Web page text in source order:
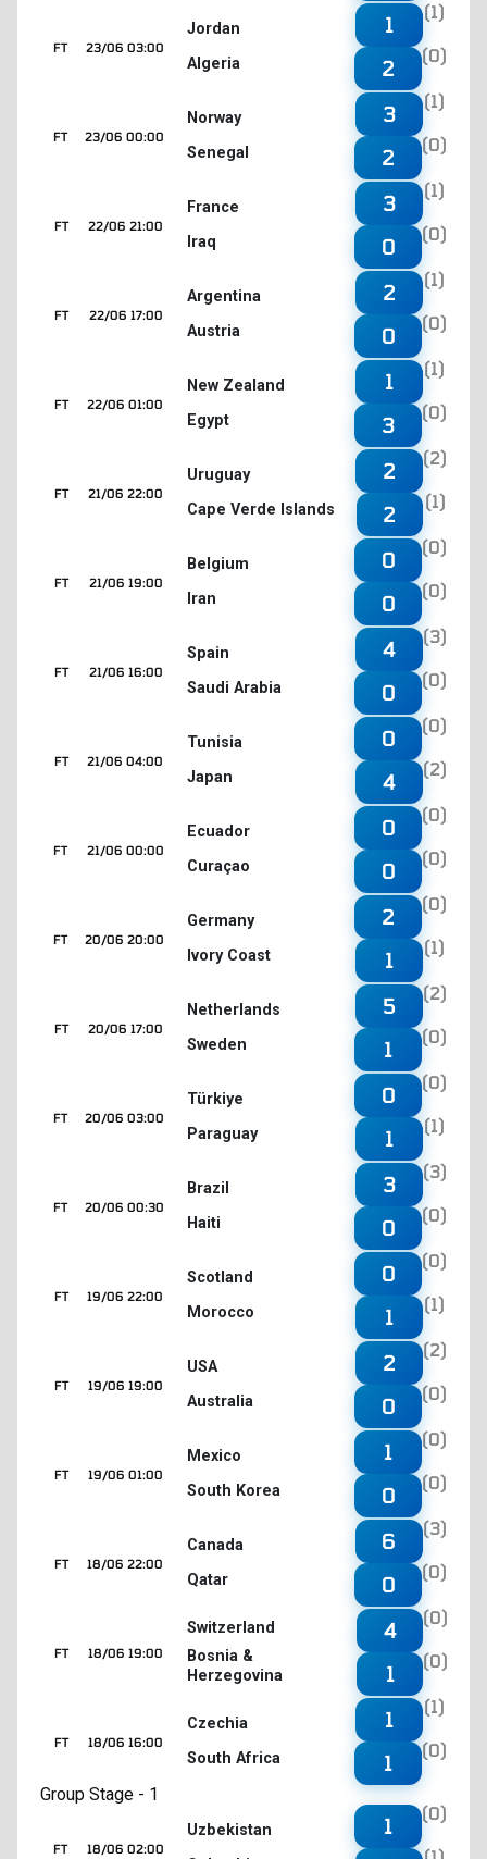
23/06 03:00
FT
Jordan
Algeria
1
(1)
2
(0)
23/06 00:00
FT
Norway
Senegal
3
(1)
2
(0)
22/06 21:00
FT
France
Iraq
3
(1)
0
(0)
22/06 17:00
FT
Argentina
Austria
2
(1)
0
(0)
22/06 01:00
FT
New Zealand
Egypt
1
(1)
3
(0)
21/06 22:00
FT
Uruguay
Cape Verde Islands
2
(2)
2
(1)
21/06 19:00
FT
Belgium
Iran
0
(0)
0
(0)
21/06 16:00
FT
Spain
Saudi Arabia
4
(3)
0
(0)
21/06 04:00
FT
Tunisia
Japan
0
(0)
4
(2)
21/06 00:00
FT
Ecuador
Curaçao
0
(0)
0
(0)
20/06 20:00
FT
Germany
Ivory Coast
2
(0)
1
(1)
20/06 17:00
FT
Netherlands
Sweden
5
(2)
1
(0)
20/06 03:00
FT
Türkiye
Paraguay
0
(0)
1
(1)
20/06 00:30
FT
Brazil
Haiti
3
(3)
0
(0)
19/06 22:00
FT
Scotland
Morocco
0
(0)
1
(1)
19/06 19:00
FT
USA
Australia
2
(2)
0
(0)
19/06 01:00
FT
Mexico
South Korea
1
(0)
0
(0)
18/06 22:00
FT
Canada
Qatar
6
(3)
0
(0)
18/06 19:00
FT
Switzerland
Bosnia &
Herzegovina
4
(0)
1
(0)
18/06 16:00
FT
Czechia
South Africa
1
(1)
1
(0)
Group Stage - 1
18/06 02:00
FT
Uzbekistan
1
(0)